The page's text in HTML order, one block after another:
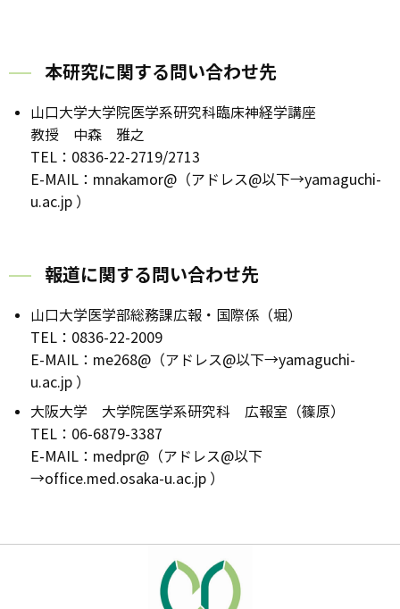
本研究に関する問い合わせ先
山口大学大学院医学系研究科臨床神経学講座
教授 中森 雅之
TEL：0836-22-2719/2713
E-MAIL：mnakamor@ （アドレス@以下→yamaguchi-
u.ac.jp ）
報道に関する問い合わせ先
山口大学医学部総務課広報・国際係（堀）
TEL：0836-22-2009
E-MAIL：me268@ （アドレス@以下→yamaguchi-
u.ac.jp ）
大阪大学 大学院医学系研究科 広報室（篠原）
TEL：06-6879-3387
E-MAIL：medpr@ （アドレス@以下
→office.med.osaka-u.ac.jp ）